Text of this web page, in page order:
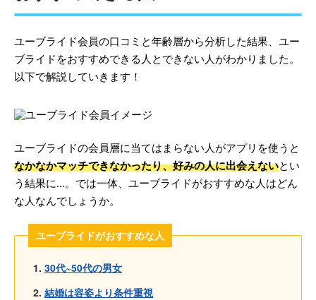
ユーブライド会員の口コミと年齢層から分析した結果、ユー
ブライドをおすすめできる人とできない人がわかりました。
以下で解説していきます！
ユーブライドの会員層に当てはまらない人がアプリを使うと
なかなかマッチできなかったり、好みの人に出会えないとい
う結果に...。では一体、ユーブライドがおすすめな人はどん
な人なんでしょうか。
ユーブライドがおすすめな人
30代~50代の男女
結婚は容姿より条件重視